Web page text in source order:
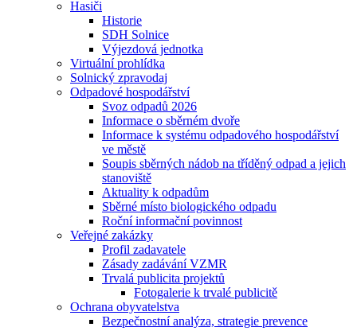
Hasiči
Historie
SDH Solnice
Výjezdová jednotka
Virtuální prohlídka
Solnický zpravodaj
Odpadové hospodářství
Svoz odpadů 2026
Informace o sběrném dvoře
Informace k systému odpadového hospodářství
ve městě
Soupis sběrných nádob na tříděný odpad a jejich
stanoviště
Aktuality k odpadům
Sběrné místo biologického odpadu
Roční informační povinnost
Veřejné zakázky
Profil zadavatele
Zásady zadávání VZMR
Trvalá publicita projektů
Fotogalerie k trvalé publicitě
Ochrana obyvatelstva
Bezpečnostní analýza, strategie prevence